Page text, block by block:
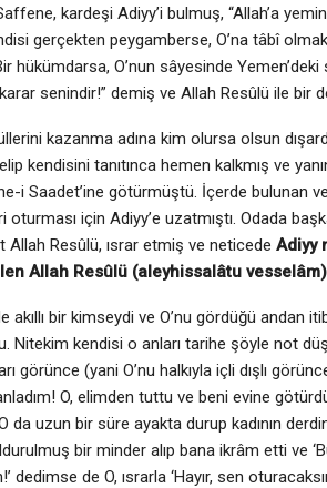
kardeşi Adiyy’i bulmuş, “Allah’a
gerçekten peygamberse, O’na tâbî
hükümdarsa, O’nun sâyesinde
senindir!” demiş ve Allah Resûlü ile bir
kazanma adına kim olursa olsun
kendisini tanıtınca hemen kalkmış ve
i Saadet’ine götürmüştü. İçerde bulunan
oturması için Adiyy’e uzatmıştı. Odada
Resûlü, ısrar etmiş ve neticede Adiyy
Allah Resûlü (aleyhissalâtu
akıllı bir kimseydi ve O’nu gördüğü andan
Nitekim kendisi o anları tarihe şöyle not
görünce (yani O’nu halkıyla içli dışlı
anladım! O, elimden tuttu ve beni evine
da uzun bir süre ayakta durup kadının
bir minder alıp bana ikrâm etti ve
dedimse de O, ısrarla ‘Hayır, sen